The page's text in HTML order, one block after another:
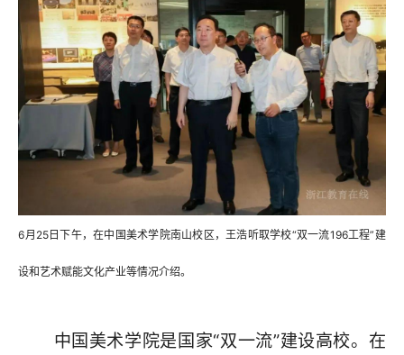
6月25日下午，在中国美术学院南山校区，王浩听取学校“双一流196工程”建
设和艺术赋能文化产业等情况介绍。
中国美术学院是国家“双一流”建设高校。在